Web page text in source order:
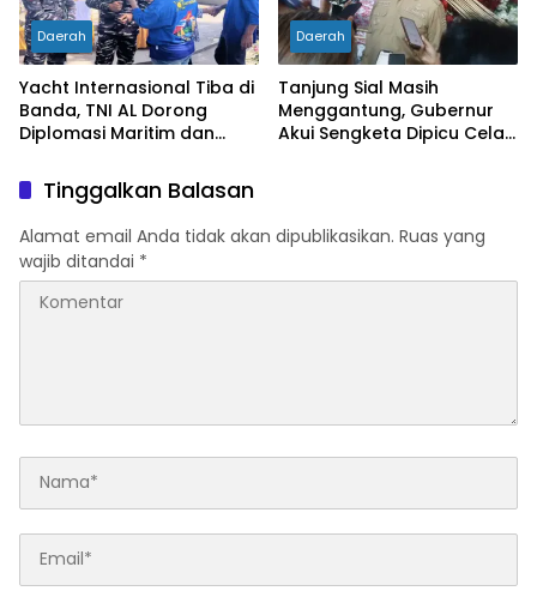
Daerah
Yacht Internasional Tiba di
Banda, TNI AL Dorong
Diplomasi Maritim dan
Daerah
Tanjung Sial Masih
Menggantung, Gubernur
Akui Sengketa Dipicu Celah
Tinggalkan Balasan
Alamat email Anda tidak akan dipublikasikan. Ruas yang
wajib ditandai *